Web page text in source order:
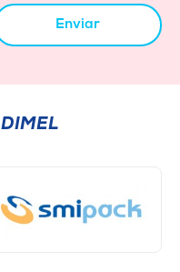
Enviar
DIMEL